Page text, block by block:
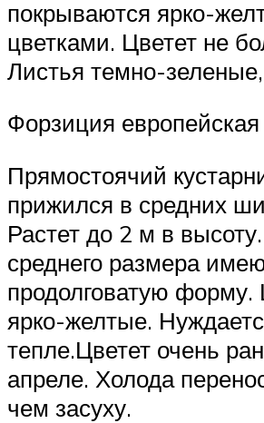
покрываются ярко-
цветками. Цветет не
Листья темно-
Форзиция европейская
Прямостоячий
прижился в средних
Растет до 2 м в
среднего размера
продолговатую форму.
ярко-желтые.
тепле.Цветет очень
апреле. Холода
чем засуху.